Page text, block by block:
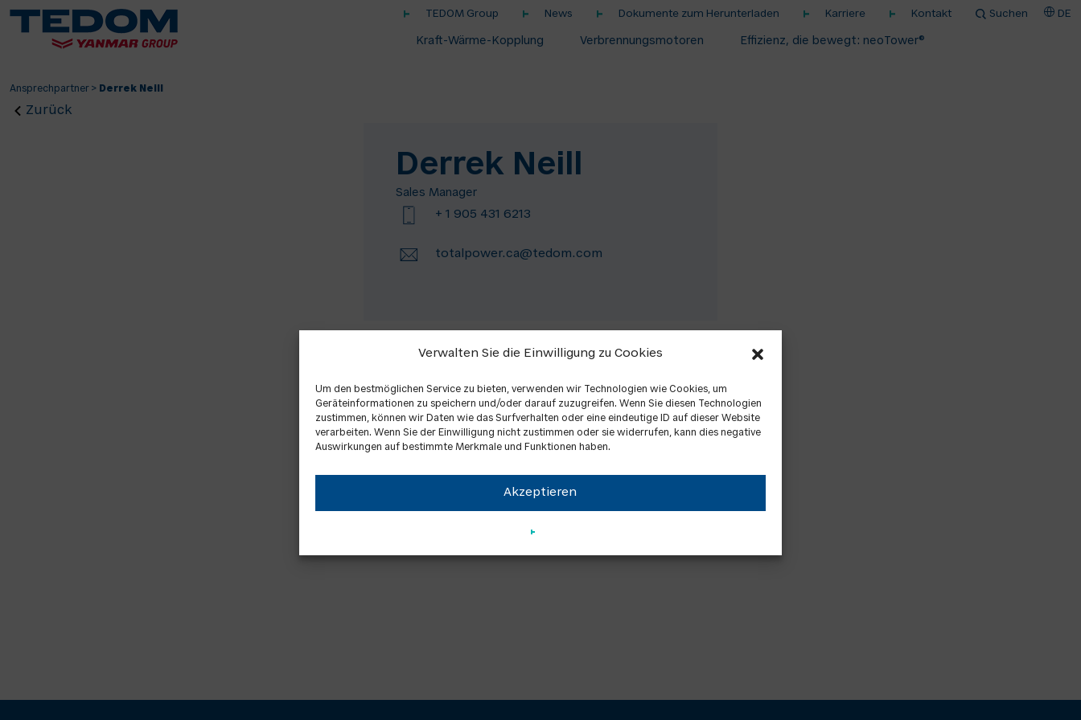
Verwalten Sie die Einwilligung zu Cookies
Um den bestmöglichen Service zu bieten, verwenden wir Technologien wie Cookies, um
Geräteinformationen zu speichern und/oder darauf zuzugreifen. Wenn Sie diesen Technologien
zustimmen, können wir Daten wie das Surfverhalten oder eine eindeutige ID auf dieser Website
verarbeiten. Wenn Sie der Einwilligung nicht zustimmen oder sie widerrufen, kann dies negative
Auswirkungen auf bestimmte Merkmale und Funktionen haben.
Akzeptieren
TEDOM Group News Dokumente zum Herunterladen Karriere Kontakt Suchen DE
Kraft-Wärme-Kopplung Verbrennungsmotoren Effizienz, die bewegt: neoTower®
Ansprechpartner > Derrek Neill
Zurück
Derrek Neill
Sales Manager
+ 1 905 431 6213
totalpower.ca@tedom.com